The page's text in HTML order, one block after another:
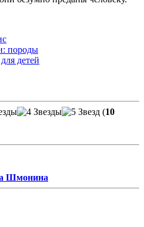
породы
детей
(10
Шмонина